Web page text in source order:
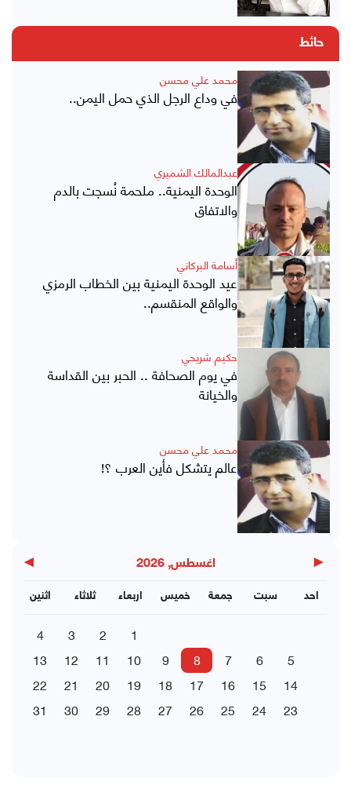
حائط
محمد علي محسن
في وداع الرجل الذي حمل اليمن..
عبدالمالك الشميري
الوحدة اليمنية.. ملحمة نُسجت بالدم
والاتفاق
أسامة البركاني
عيد الوحدة اليمنية بين الخطاب الرمزي
والواقع المنقسم..
حكيم شريحي
في يوم الصحافة .. الحبر بين القداسة
والخيانة
محمد علي محسن
عالم يتشكل فأين العرب ؟!
◀ اغسطس, 2026 ▶
اثنين ثلاثاء اربعاء خميس جمعة سبت احد
1
2
3
4
5
6
7
8
9
10
11
12
13
14
15
16
17
18
19
20
21
22
23
24
25
26
27
28
29
30
31